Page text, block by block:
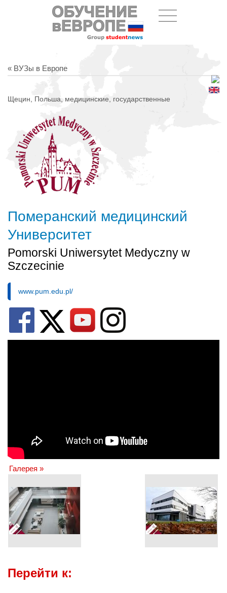
« ВУЗы в Европе
Щецин, Польша, медицинские, государственные
Померанский медицинский
Университет
Pomorski Uniwersytet Medyczny w
Szczecinie
www.pum.edu.pl/
Галерея »
Перейти к: